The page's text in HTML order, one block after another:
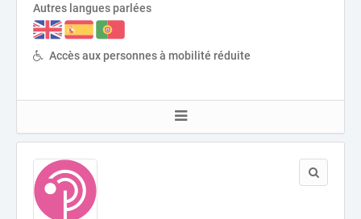
Autres langues parlées
Accès aux personnes à mobilité réduite